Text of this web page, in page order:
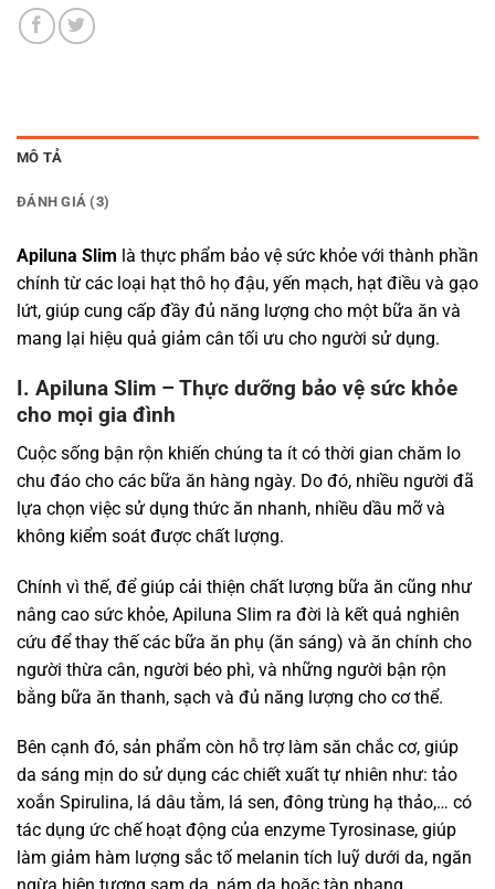
MÔ TẢ
ĐÁNH GIÁ (3)
Apiluna Slim là thực phẩm bảo vệ sức khỏe với thành phần
chính từ các loại hạt thô họ đậu, yến mạch, hạt điều và gạo
lứt, giúp cung cấp đầy đủ năng lượng cho một bữa ăn và
mang lại hiệu quả giảm cân tối ưu cho người sử dụng.
I. Apiluna Slim – Thực dưỡng bảo vệ sức khỏe
cho mọi gia đình
Cuộc sống bận rộn khiến chúng ta ít có thời gian chăm lo
chu đáo cho các bữa ăn hàng ngày. Do đó, nhiều người đã
lựa chọn việc sử dụng thức ăn nhanh, nhiều dầu mỡ và
không kiểm soát được chất lượng.
Chính vì thế, để giúp cải thiện chất lượng bữa ăn cũng như
nâng cao sức khỏe, Apiluna Slim ra đời là kết quả nghiên
cứu để thay thế các bữa ăn phụ (ăn sáng) và ăn chính cho
người thừa cân, người béo phì, và những người bận rộn
bằng bữa ăn thanh, sạch và đủ năng lượng cho cơ thể.
Bên cạnh đó, sản phẩm còn hỗ trợ làm săn chắc cơ, giúp
da sáng mịn do sử dụng các chiết xuất tự nhiên như: tảo
xoắn Spirulina, lá dâu tằm, lá sen, đông trùng hạ thảo,… có
tác dụng ức chế hoạt động của enzyme Tyrosinase, giúp
làm giảm hàm lượng sắc tố melanin tích luỹ dưới da, ngăn